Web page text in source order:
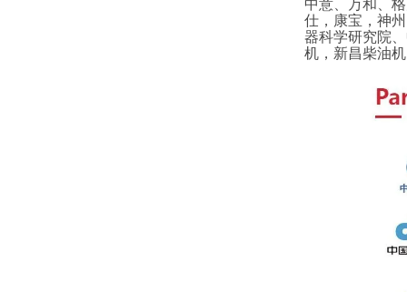
中意、万和、
仕，康宝，神
器科学研究院
机，新昌柴油